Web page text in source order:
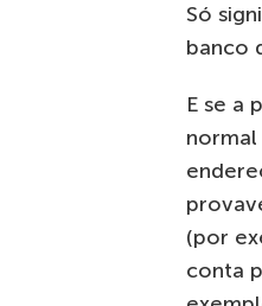
Só
banco
E se a
(por
conta